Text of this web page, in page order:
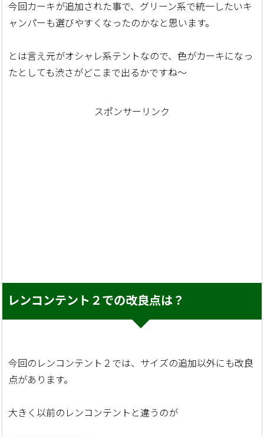
今回カーキが追加された事で、グリーン系で統一したいキ
ャンパーも選びやすくなったのかなと思います。
とは言え元がオシャレ系テントなので、色がカーキになっ
たとしても渋さがどこまで出るかですね～
スポンサーリンク
レンコンテント２での改良点は？
今回のレンコンテント２では、サイズの追加以外にも改良
点があります。
大きく以前のレンコンテントと違うのが